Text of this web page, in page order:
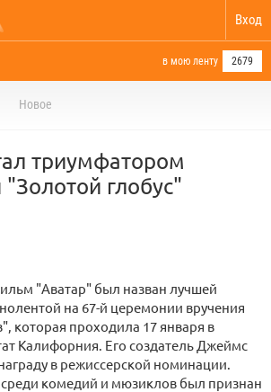
Вход
в мою ленту 2679
Новое
триумфатором
глобус"
"Аватар" был назван лучшей
на 67-й церемонии вручения
которая проходила 17 января в
Калифорния. Его создатель Джеймс
в режиссерской номинации.
комедий и мюзиклов был признан